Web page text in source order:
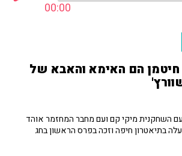
00:00
חיטמן הם האימא והאבא של
השחקנית מיקי קם ועם מחבר המחזמר אוהד
בתיאטרון חיפה וזכה בפרס הראשון בחג